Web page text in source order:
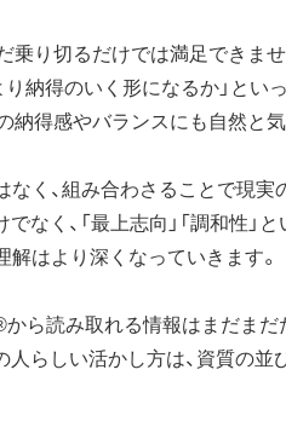
乗り切るだけでは満足できま
り納得のいく形になるか」とい
納得感やバランスにも自然と
なく、組み合わさることで現
なく、「最上志向」「調和性
はより深くなっていきます。
ら読み取れる情報はまだま
人らしい活かし方は、資質の